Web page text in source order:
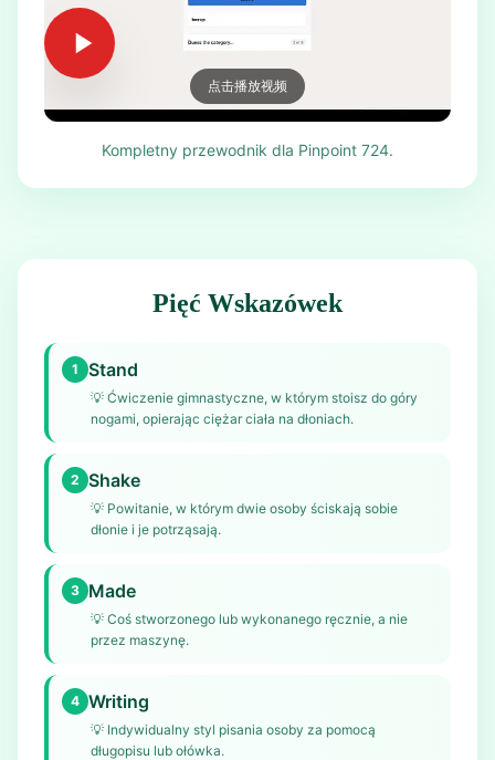
点击播放视频
Kompletny przewodnik dla Pinpoint 724.
Pięć Wskazówek
1 Stand
💡 Ćwiczenie gimnastyczne, w którym stoisz do góry
nogami, opierając ciężar ciała na dłoniach.
2 Shake
💡 Powitanie, w którym dwie osoby ściskają sobie
dłonie i je potrząsają.
3 Made
💡 Coś stworzonego lub wykonanego ręcznie, a nie
przez maszynę.
4 Writing
💡 Indywidualny styl pisania osoby za pomocą
długopisu lub ołówka.